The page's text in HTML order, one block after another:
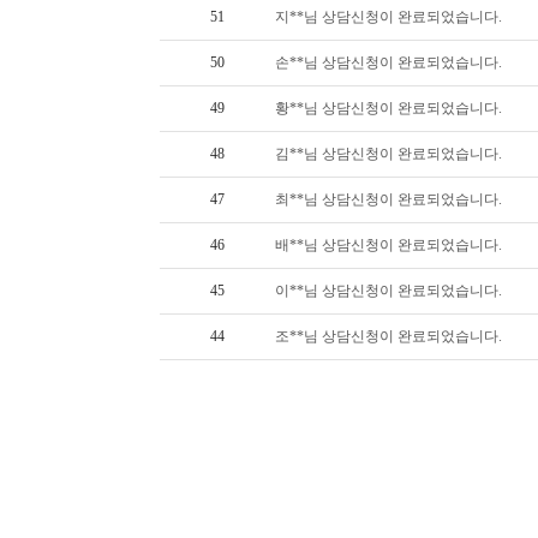
51 지**님 상담신청이 완료되었습니다.
50 손**님 상담신청이 완료되었습니다.
49 황**님 상담신청이 완료되었습니다.
48 김**님 상담신청이 완료되었습니다.
47 최**님 상담신청이 완료되었습니다.
46 배**님 상담신청이 완료되었습니다.
45 이**님 상담신청이 완료되었습니다.
44 조**님 상담신청이 완료되었습니다.